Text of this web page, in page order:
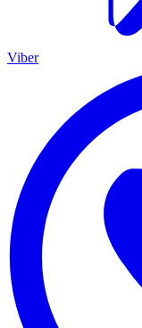
Viber